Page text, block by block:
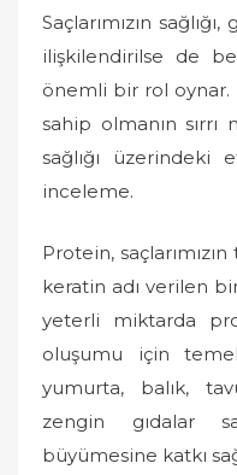
Saçlarımızın
ilişkilendirilse de
önemli bir rol oynar.
sahip olmanın
sağlığı üzerindeki
inceleme.
Protein,
keratin adı verilen
yeterli miktarda
oluşumu için
yumurta, balık,
zengin gıdalar
büyümesine katkı